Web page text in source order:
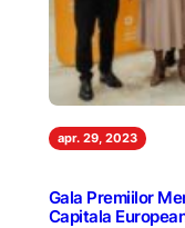
apr. 29, 2023
Gala Premiilor
Capitala